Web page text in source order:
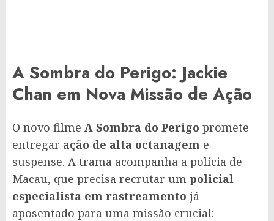
A Sombra do Perigo: Jackie
Chan em Nova Missão de Ação
O novo filme A Sombra do Perigo promete
entregar ação de alta octanagem e
suspense. A trama acompanha a polícia de
Macau, que precisa recrutar um policial
especialista em rastreamento já
aposentado para uma missão crucial: